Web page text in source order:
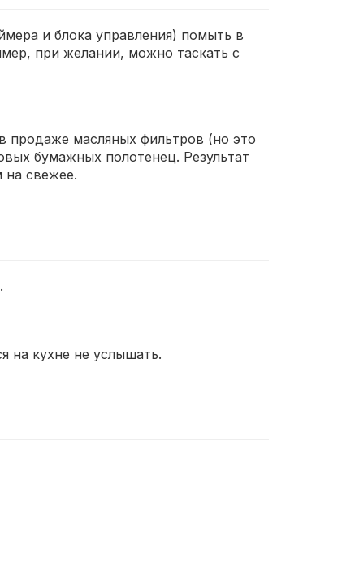
и блока управления) помыть в
при желании, можно таскать с
продаже масляных фильтров (но это
бумажных полотенец. Результат
свежее.
на кухне не услышать.